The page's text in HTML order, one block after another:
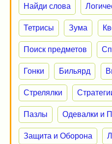
Найди слова
Тетрисы Зума
Поиск предметов
Гонки Бильярд
Стрелялки
Пазлы Одевалки и
Защита и Оборона